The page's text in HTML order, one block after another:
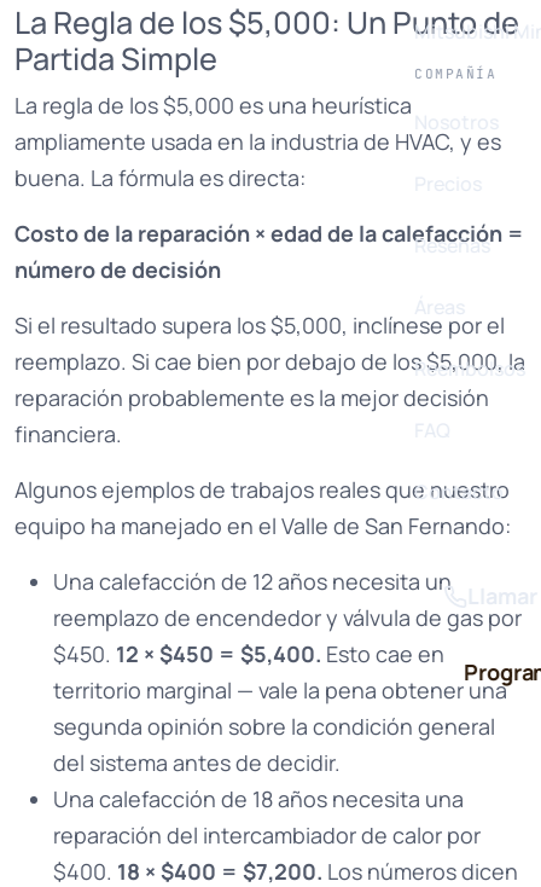
Mitsubishi
COMPAÑÍA
Nosotros
Precios
Reseñas
Áreas
Reembolsos
FAQ
Contacto
La Regla de los $5,000: Un Punto de
Partida Simple
La regla de los $5,000 es una heurística
ampliamente usada en la industria de HVAC, y es
buena. La fórmula es directa:
Costo de la reparación × edad de la calefacción =
número de decisión
Si el resultado supera los $5,000, inclínese por el
reemplazo. Si cae bien por debajo de los $5,000, la
reparación probablemente es la mejor decisión
financiera.
Algunos ejemplos de trabajos reales que nuestro
equipo ha manejado en el Valle de San Fernando:
Una calefacción de 12 años necesita un
reemplazo de encendedor y válvula de gas por
$450. 12 × $450 = $5,400. Esto cae en
territorio marginal — vale la pena obtener una
segunda opinión sobre la condición general
del sistema antes de decidir.
Una calefacción de 18 años necesita una
reparación del intercambiador de calor por
$400. 18 × $400 = $7,200. Los números dicen